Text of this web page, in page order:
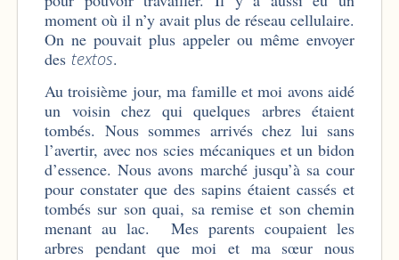
moment où il n’y avait plus de réseau cellulaire.
On ne pouvait plus appeler ou même envoyer
des textos.
Au troisième jour, ma famille et moi avons aidé
un voisin chez qui quelques arbres étaient
tombés. Nous sommes arrivés chez lui sans
l’avertir, avec nos scies mécaniques et un bidon
d’essence. Nous avons marché jusqu’à sa cour
pour constater que des sapins étaient cassés et
tombés sur son quai, sa remise et son chemin
menant au lac. Mes parents coupaient les
arbres pendant que moi et ma sœur nous